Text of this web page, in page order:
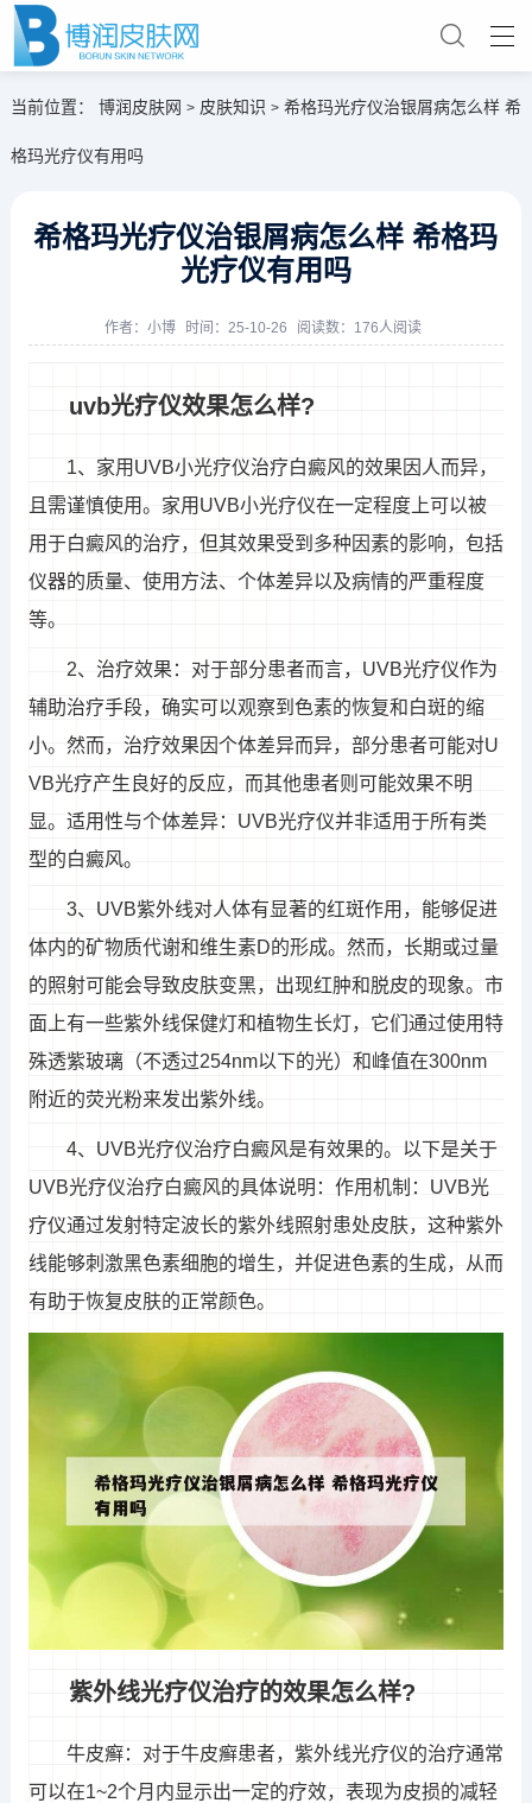
当前位置： 博润皮肤网 > 皮肤知识 > 希格玛光疗仪治银屑病怎么样 希
格玛光疗仪有用吗
希格玛光疗仪治银屑病怎么样 希格玛
光疗仪有用吗
作者： 小博 时间：25-10-26 阅读数：176人阅读
uvb光疗仪效果怎么样?
1、家用UVB小光疗仪治疗白癜风的效果因人而异，
且需谨慎使用。家用UVB小光疗仪在一定程度上可以被
用于白癜风的治疗，但其效果受到多种因素的影响，包括
仪器的质量、使用方法、个体差异以及病情的严重程度
等。
2、治疗效果：对于部分患者而言，UVB光疗仪作为
辅助治疗手段，确实可以观察到色素的恢复和白斑的缩
小。然而，治疗效果因个体差异而异，部分患者可能对U
VB光疗产生良好的反应，而其他患者则可能效果不明
显。适用性与个体差异：UVB光疗仪并非适用于所有类
型的白癜风。
3、UVB紫外线对人体有显著的红斑作用，能够促进
体内的矿物质代谢和维生素D的形成。然而，长期或过量
的照射可能会导致皮肤变黑，出现红肿和脱皮的现象。市
面上有一些紫外线保健灯和植物生长灯，它们通过使用特
殊透紫玻璃（不透过254nm以下的光）和峰值在300nm
附近的荧光粉来发出紫外线。
4、UVB光疗仪治疗白癜风是有效果的。以下是关于
UVB光疗仪治疗白癜风的具体说明：作用机制：UVB光
疗仪通过发射特定波长的紫外线照射患处皮肤，这种紫外
线能够刺激黑色素细胞的增生，并促进色素的生成，从而
有助于恢复皮肤的正常颜色。
紫外线光疗仪治疗的效果怎么样?
牛皮癣：对于牛皮癣患者，紫外线光疗仪的治疗通常
可以在1~2个月内显示出一定的疗效，表现为皮损的减轻